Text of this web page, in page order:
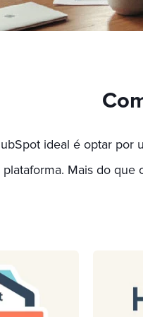
Estruturação completa
contínua da sua
e estruturas
prática,
governança de
ideal é optar por
Mais do